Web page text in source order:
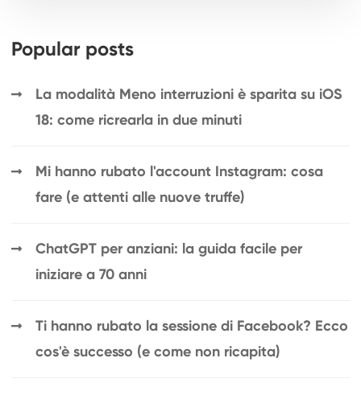
Popular posts
La modalità Meno interruzioni è sparita su iOS
18: come ricrearla in due minuti
Mi hanno rubato l'account Instagram: cosa
fare (e attenti alle nuove truffe)
ChatGPT per anziani: la guida facile per
iniziare a 70 anni
Ti hanno rubato la sessione di Facebook? Ecco
cos'è successo (e come non ricapita)